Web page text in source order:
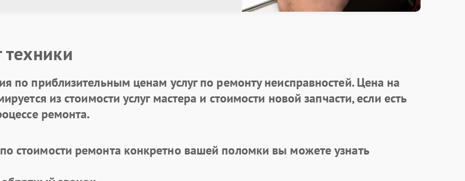
по приблизительным ценам услуг по ремонту неисправностей. Цена на
из стоимости услуг мастера и стоимости новой запчасти, если есть
ремонта.
стоимости ремонта конкретно вашей поломки вы можете узнать